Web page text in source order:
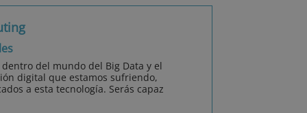
del mundo del Big Data y el
digital que estamos sufriendo,
a esta tecnología. Serás capaz